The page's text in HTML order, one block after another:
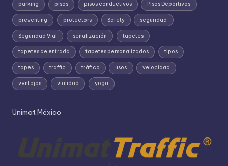
parking pisos pisos conductivos Pisos Deportivos
preventing protectors Safety seguridad
Seguridad Vial señalización tapetes
tapetes de entrada tapetes personalizados tipos
topes traffic tráfico usos velocidad
ventajas vialidad yoga
Unimat México